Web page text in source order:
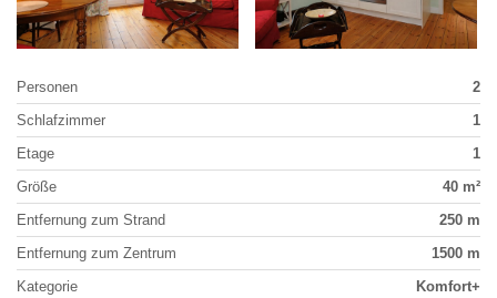
Personen
2
Schlafzimmer
1
Etage
1
Größe
40 m²
Entfernung zum Strand
250 m
Entfernung zum Zentrum
1500 m
Kategorie
Komfort+